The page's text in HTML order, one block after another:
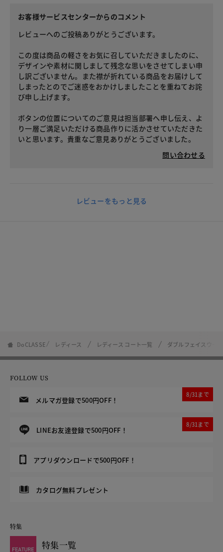
お客様サービスセンターからのコメント
レビューへのご投稿ありがとうございます。
この度は商品の軽さをお気に召していただきましたのに、
デザインや素材に関しまして残念な思いをさせてしまい申
し訳ございません。また襟が折れている商品をお届けして
しまったとのでご迷惑をおかけしましたことを重ねてお詫
び申し上げます。
ボタンの位置についてのご意見は担当部署へ申し伝え、よ
り一層ご満足いただける商品作りに活かさせていただきた
いと思います。貴重なご意見ありがとうございました。
問い合わせる
レビューをもっと見る
DoCLASSE レディース レディース コート一覧 ダブルフェイスウー
FOLLOW US
メルマガ登録で500円OFF！
8/31まで
LINEお友達登録で500円OFF！
8/31まで
アプリダウンロードで500円OFF！
カタログ無料プレゼント
特集
特集一覧